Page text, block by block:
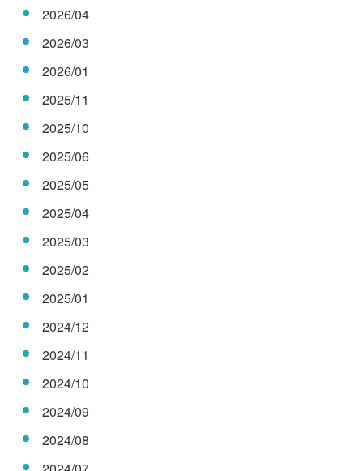
2026/04
2026/03
2026/01
2025/11
2025/10
2025/06
2025/05
2025/04
2025/03
2025/02
2025/01
2024/12
2024/11
2024/10
2024/09
2024/08